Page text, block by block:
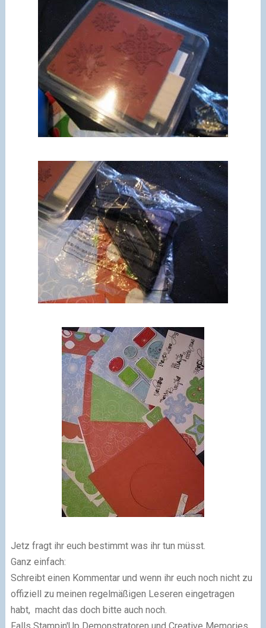
Jetz fragt ihr euch bestimmt was ihr tun müsst.
Ganz einfach:
Schreibt einen Kommentar und wenn ihr euch noch nicht zu
offiziell zu meinen regelmäßigen Leseren eingetragen
habt, macht das doch bitte auch noch.